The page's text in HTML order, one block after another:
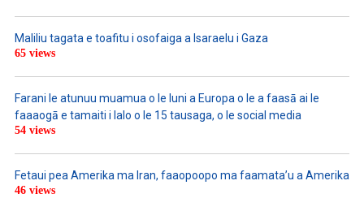
Maliliu tagata e toafitu i osofaiga a Isaraelu i Gaza
65 views
Farani le atunuu muamua o le Iuni a Europa o le a faasā ai le
faaaogā e tamaiti i lalo o le 15 tausaga, o le social media
54 views
Fetaui pea Amerika ma Iran, faaopoopo ma faamata’u a Amerika
46 views